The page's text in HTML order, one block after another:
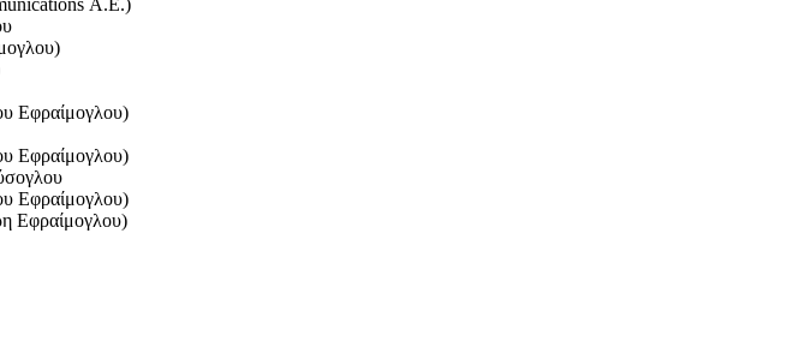
Α.Ε.)
Εφραίμογλου)
Eφραίμογλου)
Εφραίμογλου)
Εφραίμογλου)